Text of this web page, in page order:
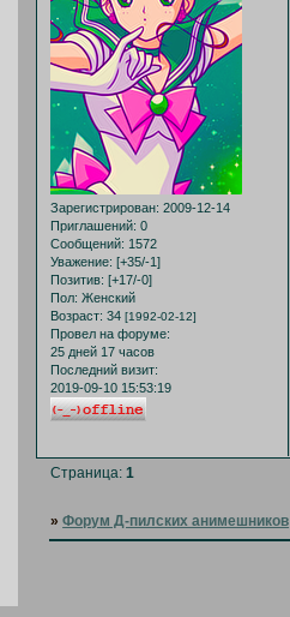
Зарегистрирован: 2009-12-14
Приглашений: 0
Сообщений: 1572
Уважение: [+35/-1]
Позитив: [+17/-0]
Пол: Женский
Возраст: 34 [1992-02-12]
Провел на форуме:
25 дней 17 часов
Последний визит:
2019-09-10 15:53:19
Страница:1
»Форум Д-пилских анимешников